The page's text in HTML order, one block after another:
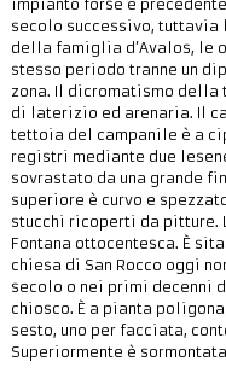
impianto forse è
secolo successivo, tuttavia
della famiglia d’Avalos, le
stesso periodo tranne un
zona. Il dicromatismo della
di laterizio ed arenaria. Il
tettoia del campanile è a
registri mediante due
sovrastato da una grande
superiore è curvo e
stucchi ricoperti da pitture.
Fontana ottocentesca. È
chiesa di San Rocco oggi
secolo o nei primi decenni
chiosco. È a pianta
sesto, uno per facciata,
Superiormente è